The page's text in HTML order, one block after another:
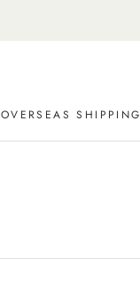
OVERSEAS SHIPPING